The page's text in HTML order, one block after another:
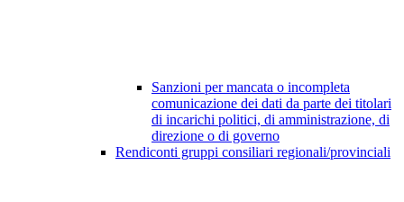
Sanzioni per mancata o incompleta
comunicazione dei dati da parte dei titolari
di incarichi politici, di amministrazione, di
direzione o di governo
Rendiconti gruppi consiliari regionali/provinciali